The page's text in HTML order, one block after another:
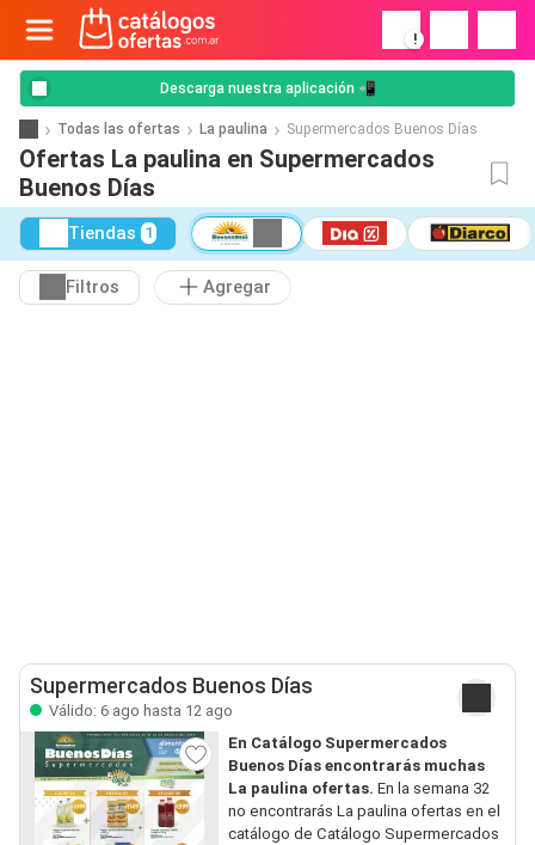
!
Descarga nuestra aplicación 📲
Todas las ofertas La paulina Supermercados Buenos Días
Ofertas La paulina en Supermercados
Buenos Días
Tiendas 1
Filtros Agregar
Supermercados Buenos Días
Válido: 6 ago hasta 12 ago
En Catálogo Supermercados
Buenos Días encontrarás muchas
La paulina ofertas. En la semana 32
no encontrarás La paulina ofertas en el
catálogo de Catálogo Supermercados